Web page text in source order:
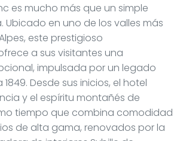
es mucho más que un simple
Ubicado en uno de los valles más
este prestigioso
a sus visitantes una
impulsada por un legado
Desde sus inicios, el hotel
y el espíritu montañés de
tiempo que combina comodidad
de alta gama, renovados por la